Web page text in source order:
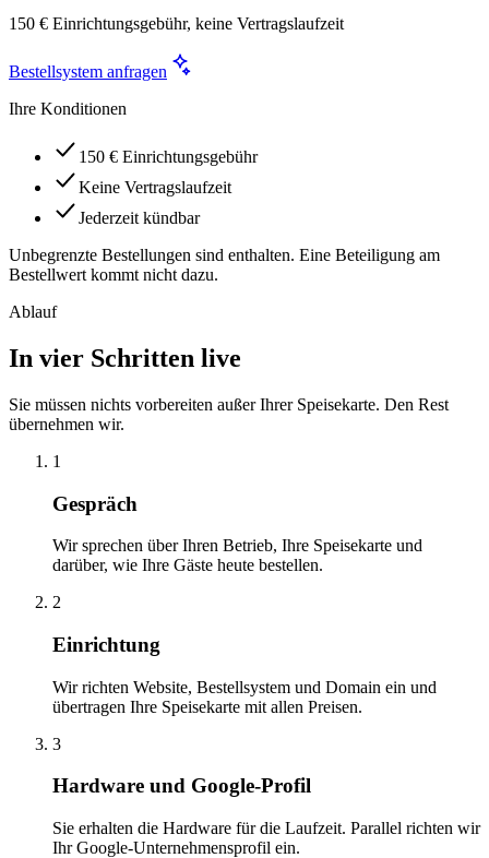
150 € Einrichtungsgebühr, keine Vertragslaufzeit
Bestellsystem anfragen
Ihre Konditionen
150 € Einrichtungsgebühr
Keine Vertragslaufzeit
Jederzeit kündbar
Unbegrenzte Bestellungen sind enthalten. Eine Beteiligung am
Bestellwert kommt nicht dazu.
Ablauf
In vier Schritten live
Sie müssen nichts vorbereiten außer Ihrer Speisekarte. Den Rest
übernehmen wir.
1
Gespräch
Wir sprechen über Ihren Betrieb, Ihre Speisekarte und
darüber, wie Ihre Gäste heute bestellen.
2
Einrichtung
Wir richten Website, Bestellsystem und Domain ein und
übertragen Ihre Speisekarte mit allen Preisen.
3
Hardware und Google-Profil
Sie erhalten die Hardware für die Laufzeit. Parallel richten wir
Ihr Google-Unternehmensprofil ein.